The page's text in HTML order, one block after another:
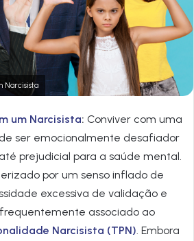
Narcisista
um Narcisista: Conviver com uma
ser emocionalmente desafiador
prejudicial para a saúde mental.
por um senso inflado de
excessiva de validação e
associado ao
Narcisista (TPN). Embora